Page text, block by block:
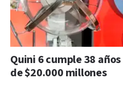
Quini 6 cumple 38
de $20.000 millones